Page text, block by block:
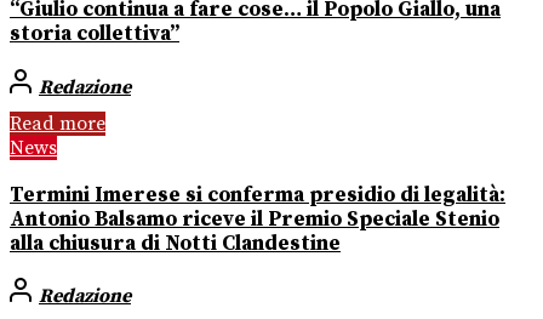
“Giulio continua a fare cose… il Popolo Giallo, una
storia collettiva”
Redazione
Read more
News
Termini Imerese si conferma presidio di legalità:
Antonio Balsamo riceve il Premio Speciale Stenio
alla chiusura di Notti Clandestine
Redazione